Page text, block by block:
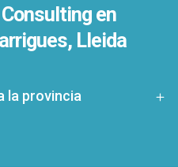
en
Lleida
la provincia